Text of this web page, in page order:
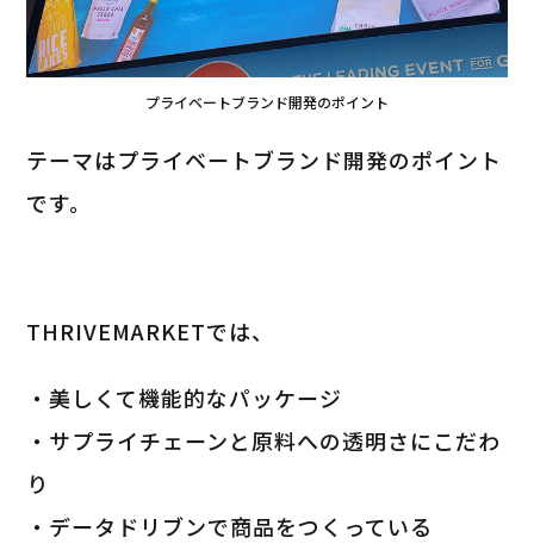
プライベートブランド開発のポイント
テーマはプライベートブランド開発のポイント
です。
THRIVEMARKETでは、
・美しくて機能的なパッケージ
・サプライチェーンと原料への透明さにこだわ
り
・データドリブンで商品をつくっている